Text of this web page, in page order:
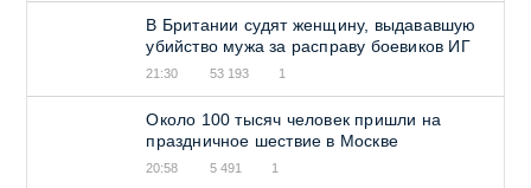
В Британии судят женщину, выдававшую
убийство мужа за расправу боевиков ИГ
21:30 53 193 1
Около 100 тысяч человек пришли на
праздничное шествие в Москве
20:58 5 491 1